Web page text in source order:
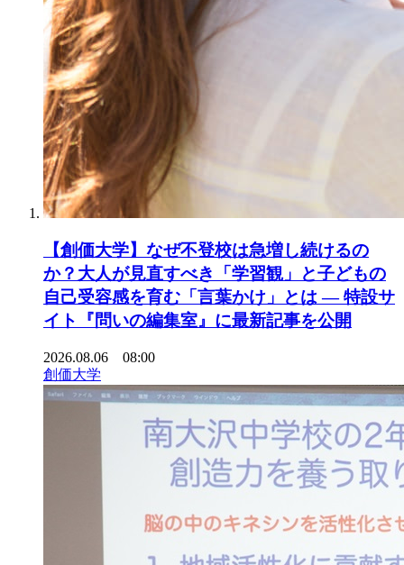
【創価大学】なぜ不登校は急増し続けるの
か？大人が見直すべき「学習観」と子どもの
自己受容感を育む「言葉かけ」とは ― 特設サ
イト『問いの編集室』に最新記事を公開
2026.08.06 08:00
創価大学